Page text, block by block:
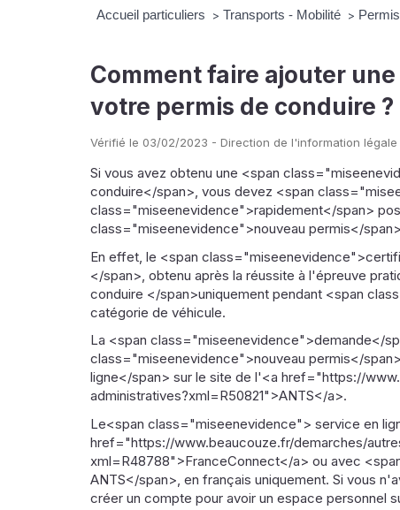
Accueil particuliers > Transports - Mobilité >
Comment faire ajouter
votre permis de conduire ?
Vérifié le 03/02/2023 - Direction de l'information
Si vous avez obtenu une <span
conduire</span>, vous devez <span
class="miseenevidence">rapidement</span>
class="miseenevidence">nouveau permis</
En effet, le <span
</span>, obtenu après la réussite à l'épreuve
conduire </span>uniquement pendant <span
catégorie de véhicule.
La <span class="miseenevidence">demande</
class="miseenevidence">nouveau permis</
ligne</span> sur le site de l'<a href="https://
administratives?xml=R50821">ANTS</a>.
Le<span class="miseenevidence"> service en
href="https://www.beaucouze.fr/demarches/
xml=R48788">FranceConnect</a> ou avec
ANTS</span>, en français uniquement. Si vous
créer un compte pour avoir un espace personnel